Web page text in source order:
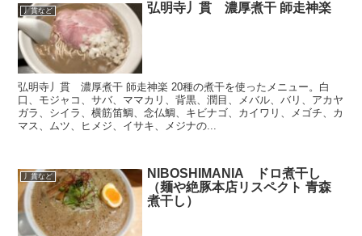
丿貫など 弘明寺丿貫 濃厚煮干 師走神楽
弘明寺丿貫 濃厚煮干 師走神楽 20種の煮干を使ったメニュー。白
口、モジャコ、サバ、ママカリ、背黒、潤目、メバル、バリ、アカヤ
ガラ、シイラ、横筋笛鯛、念仏鯛、キビナゴ、カイワリ、メゴチ、カ
マス、ムツ、ヒメジ、イサキ、メジナの...
丿貫など
NIBOSHIMANIA ドロ煮干し
（麺や絶豚本店リスペクト 青森
煮干し）